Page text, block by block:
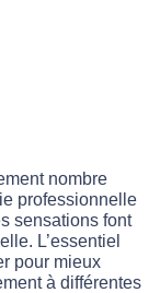
nombre
professionnelle
sensations font
L’essentiel
pour mieux
à différentes